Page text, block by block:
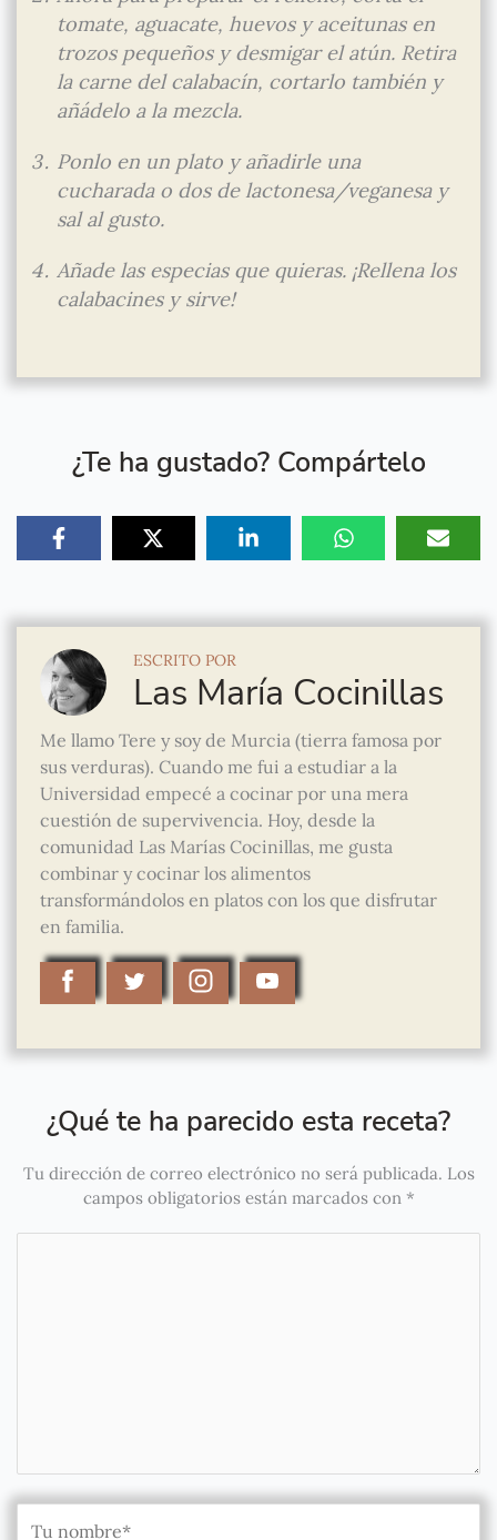
tomate, aguacate, huevos y aceitunas en
trozos pequeños y desmigar el atún. Retira
la carne del calabacín, cortarlo también y
añádelo a la mezcla.
Ponlo en un plato y añadirle una
cucharada o dos de lactonesa/veganesa y
sal al gusto.
Añade las especias que quieras. ¡Rellena los
calabacines y sirve! ⠀
¿Te ha gustado? Compártelo
ESCRITO POR
Las María Cocinillas
Me llamo Tere y soy de Murcia (tierra famosa por
sus verduras). Cuando me fui a estudiar a la
Universidad empecé a cocinar por una mera
cuestión de supervivencia. Hoy, desde la
comunidad Las Marías Cocinillas, me gusta
combinar y cocinar los alimentos
transformándolos en platos con los que disfrutar
en familia.
¿Qué te ha parecido esta receta?
Tu dirección de correo electrónico no será publicada. Los
campos obligatorios están marcados con *